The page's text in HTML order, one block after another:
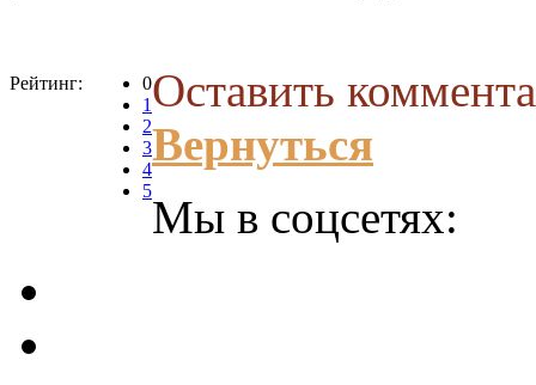
Рейтинг:
0
1
2
3
4
5
Оставить
Вернуться
Мы в соцсетях: